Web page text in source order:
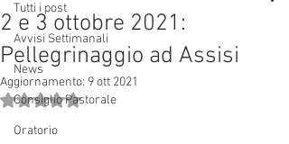
Tutti i post
Avvisi Settimanali
News
Consiglio Pastorale
Oratorio
2 e 3 ottobre 2021:
Pellegrinaggio ad Assisi
Aggiornamento: 9 ott 2021
Valutazione NaN stelle su 5.